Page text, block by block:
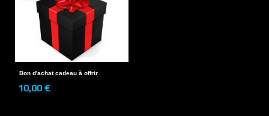
Bon d'achat cadeau à offrir
10,00 €